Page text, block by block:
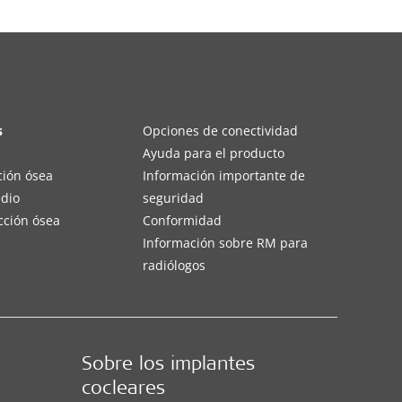
ósea
ósea
Opciones de conectividad
Ayuda para el producto
Información importante de
seguridad
Conformidad
Información sobre RM para
radiólogos
Sobre los implantes
cocleares